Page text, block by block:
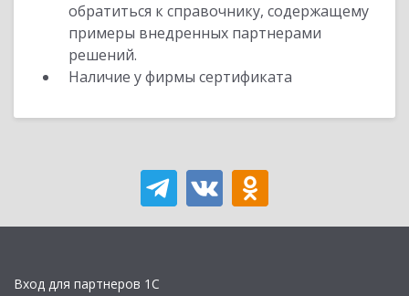
обратиться к справочнику, содержащему
примеры внедренных партнерами
решений.
Наличие у фирмы сертификата
Вход для партнеров 1С